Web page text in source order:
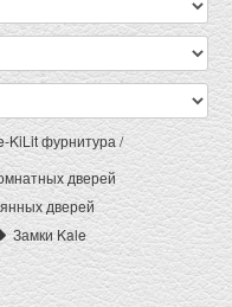
KiLit фурнитура /
дверей
дверей
Замки Kale